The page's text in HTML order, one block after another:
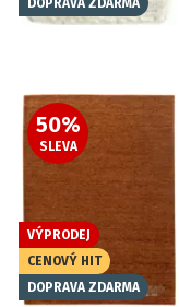
DOPRAVA ZDARMA
50%
SLEVA
VÝPRODEJ
CENOVÝ HIT
DOPRAVA ZDARMA